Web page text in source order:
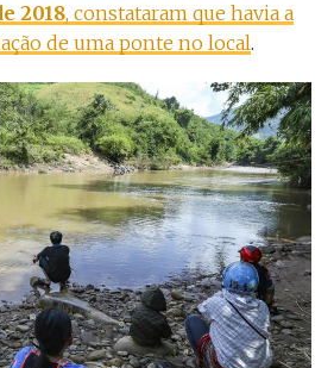
2018, constataram que havia a
de uma ponte no local.